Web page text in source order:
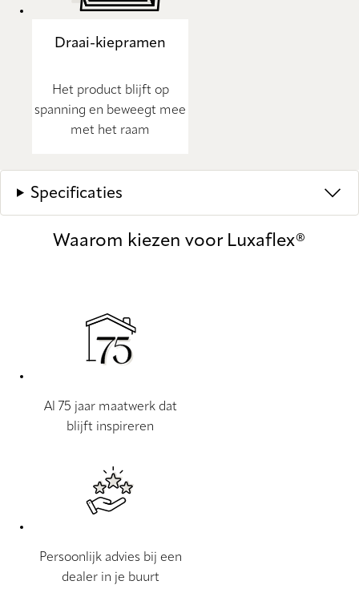
Draai-kiepramen
Het product blijft op
spanning en beweegt mee
met het raam
Specificaties
Waarom kiezen voor Luxaflex®
Al 75 jaar maatwerk dat
blijft inspireren
Persoonlijk advies bij een
dealer in je buurt